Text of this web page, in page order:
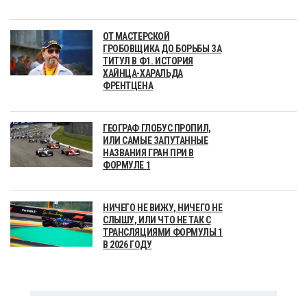
ОТ МАСТЕРСКОЙ
ГРОБОВЩИКА ДО БОРЬБЫ ЗА
ТИТУЛ В Ф1. ИСТОРИЯ
ХАЙНЦА-ХАРАЛЬДА
ФРЕНТЦЕНА
ГЕОГРАФ ГЛОБУС ПРОПИЛ,
ИЛИ САМЫЕ ЗАПУТАННЫЕ
НАЗВАНИЯ ГРАН ПРИ В
ФОРМУЛЕ 1
НИЧЕГО НЕ ВИЖУ, НИЧЕГО НЕ
СЛЫШУ, ИЛИ ЧТО НЕ ТАК С
ТРАНСЛЯЦИЯМИ ФОРМУЛЫ 1
В 2026 ГОДУ